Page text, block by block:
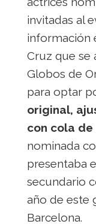
invitadas al
información
Cruz que se
Globos de
para optar
original,
con cola de
nominada
presentaba
secundario
año de este
Barcelona.